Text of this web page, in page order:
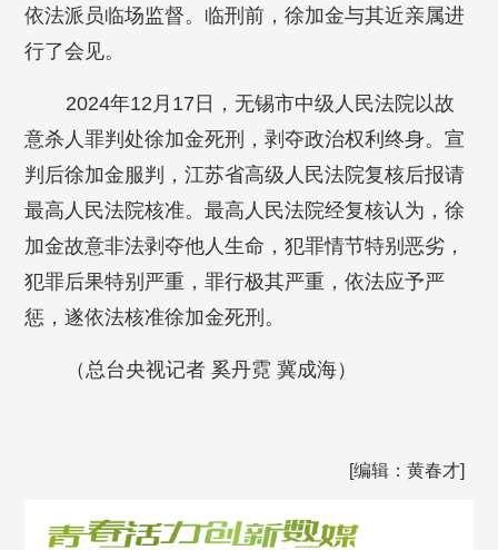
依法派员临场监督。临刑前，徐加金与其近亲属进
行了会见。
2024年12月17日，无锡市中级人民法院以故
意杀人罪判处徐加金死刑，剥夺政治权利终身。宣
判后徐加金服判，江苏省高级人民法院复核后报请
最高人民法院核准。最高人民法院经复核认为，徐
加金故意非法剥夺他人生命，犯罪情节特别恶劣，
犯罪后果特别严重，罪行极其严重，依法应予严
惩，遂依法核准徐加金死刑。
（总台央视记者 奚丹霓 冀成海）
[编辑：黄春才]